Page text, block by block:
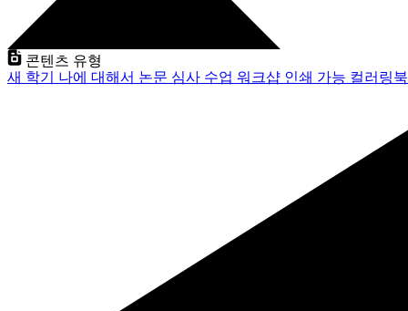
콘텐츠 유형
새 학기 나에 대해서 논문 심사 수업 워크샵 인쇄 가능 컬러링북